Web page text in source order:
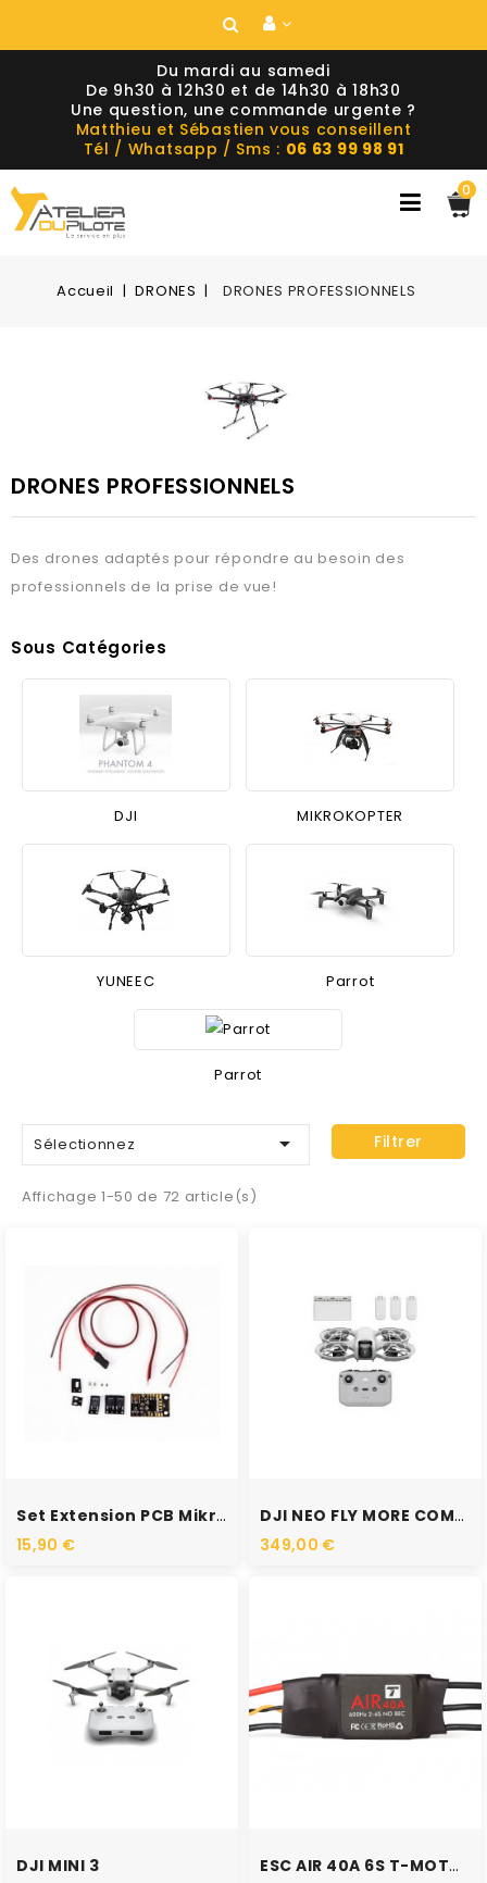
Du mardi au samedi
De 9h30 à 12h30 et de 14h30 à 18h30
Une question, une commande urgente ?
Matthieu et Sébastien vous conseillent
Tél / Whatsapp / Sms : 06 63 99 98 91
0
Accueil DRONES DRONES PROFESSIONNELS
DRONES PROFESSIONNELS
Des drones adaptés pour répondre au besoin des
professionnels de la prise de vue!
Sous Catégories
DJI MIKROKOPTER
YUNEEC Parrot
Parrot
Sélectionnez  Filtrer
Affichage 1-50 de 72 article(s)
Set Extension PCB Mikrokopter
15,90 €
DJI NEO FLY MORE COMBO
349,00 €
DJI MINI 3
ESC AIR 40A 6S T-MOTOR